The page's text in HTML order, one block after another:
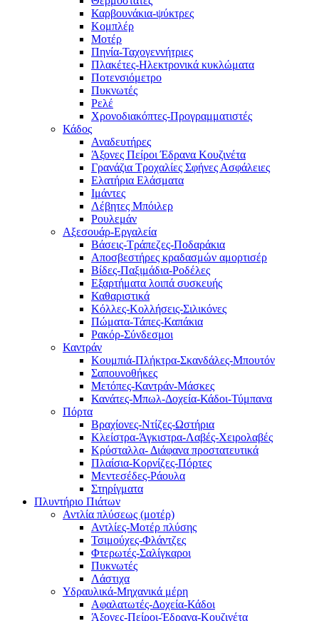
Καρβουνάκια-ψύκτρες
Κομπλέρ
Μοτέρ
Πηνία-Ταχογεννήτριες
Πλακέτες-Ηλεκτρονικά κυκλώματα
Ποτενσιόμετρο
Πυκνωτές
Ρελέ
Χρονοδιακόπτες-Προγραμματιστές
Κάδος
Αναδευτήρες
Άξονες Πείροι Έδρανα Κουζινέτα
Γρανάζια Τροχαλίες Σφήνες Ασφάλειες
Ελατήρια Ελάσματα
Ιμάντες
Λέβητες Μπόιλερ
Ρουλεμάν
Αξεσουάρ-Εργαλεία
Βάσεις-Τράπεζες-Ποδαράκια
Αποσβεστήρες κραδασμών αμορτισέρ
Βίδες-Παξιμάδια-Ροδέλες
Εξαρτήματα λοιπά συσκευής
Καθαριστικά
Κόλλες-Κολλήσεις-Σιλικόνες
Πώματα-Τάπες-Καπάκια
Ρακόρ-Σύνδεσμοι
Καντράν
Κουμπιά-Πλήκτρα-Σκανδάλες-Μπουτόν
Σαπουνοθήκες
Μετόπες-Καντράν-Μάσκες
Κανάτες-Μπωλ-Δοχεία-Κάδοι-Τύμπανα
Πόρτα
Βραχίονες-Ντίζες-Ωστήρια
Κλείστρα-Άγκιστρα-Λαβές-Χειρολαβές
Κρύσταλλα- Διάφανα προστατευτικά
Πλαίσια-Κορνίζες-Πόρτες
Μεντεσέδες-Ράουλα
Στηρίγματα
Πλυντήριο Πιάτων
Αντλία πλύσεως (μοτέρ)
Αντλίες-Μοτέρ πλύσης
Τσιμούχες-Φλάντζες
Φτερωτές-Σαλίγκαροι
Πυκνωτές
Λάστιχα
Υδραυλικά-Mηχανικά μέρη
Αφαλατωτές-Δοχεία-Κάδοι
Άξονες-Πείροι-Έδρανα-Κουζινέτα